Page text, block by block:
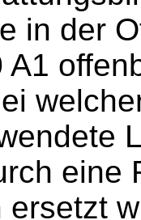
in der
A1
eine
ersetzt